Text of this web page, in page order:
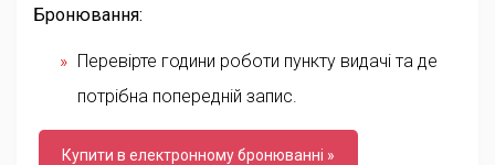
Бронювання:
Перевірте години роботи пункту видачі та де
потрібна попередній запис.
Купити в електронному бронюванні »